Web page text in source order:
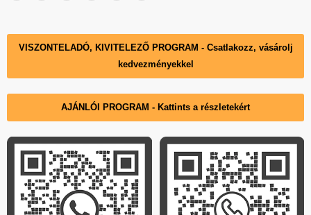
VISZONTELADÓ, KIVITELEZŐ PROGRAM - Csatlakozz, vásárolj
kedvezményekkel
AJÁNLÓI PROGRAM - Kattints a részletekért